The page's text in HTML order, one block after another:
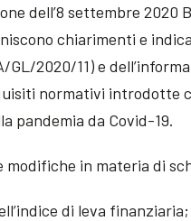
dell’8 settembre
chiarimenti e
GL/2020/11) e
normativi introdotte
pandemia da Covid-19.
modifiche in materia di
di leva finanziaria;